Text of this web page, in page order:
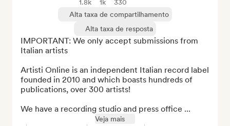
1.8k 1k
330
Alta taxa de compartilhamento
Alta taxa de resposta
IMPORTANT: We only accept submissions from
Italian artists
Artisti Online is an independent Italian record label
founded in 2010 and which boasts hundreds of
publications, over 300 artists!
We have a recording studio and press office ...
Veja mais